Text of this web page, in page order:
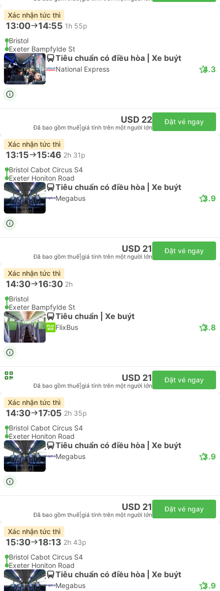
Xác nhận tức thì
13:00 14:55 1h 55p
Bristol
Exeter Bampfylde St
Tiêu chuẩn có điều hòa | Xe buýt
National Express 4.3
USD 22
Đã bao gồm thuế giá tính trên một người lớn
Đặt vé ngay
Xác nhận tức thì
13:15 15:46 2h 31p
Bristol Cabot Circus S4
Exeter Honiton Road
Tiêu chuẩn có điều hòa | Xe buýt
Megabus 3.9
USD 21
Đã bao gồm thuế giá tính trên một người lớn
Đặt vé ngay
Xác nhận tức thì
14:30 16:30 2h
Bristol
Exeter Bampfylde St
Tiêu chuẩn | Xe buýt
FlixBus 3.8
USD 21
Đã bao gồm thuế giá tính trên một người lớn
Đặt vé ngay
Xác nhận tức thì
14:30 17:05 2h 35p
Bristol Cabot Circus S4
Exeter Honiton Road
Tiêu chuẩn có điều hòa | Xe buýt
Megabus 3.9
USD 21
Đã bao gồm thuế giá tính trên một người lớn
Đặt vé ngay
Xác nhận tức thì
15:30 18:13 2h 43p
Bristol Cabot Circus S4
Exeter Honiton Road
Tiêu chuẩn có điều hòa | Xe buýt
Megabus 3.9